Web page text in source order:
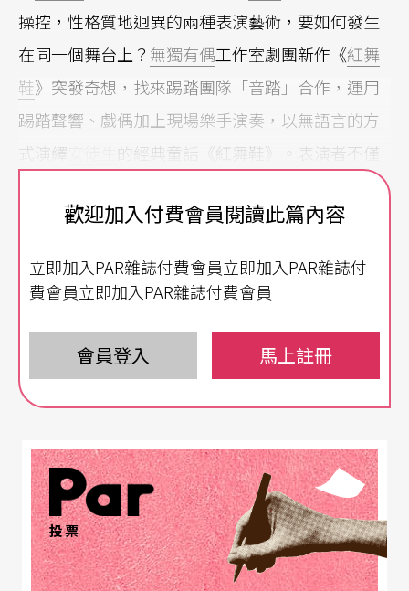
操控，性格質地迥異的兩種表演藝術，要如何發生
在同一個舞台上？ 無獨有偶工作室劇團新作《紅舞
鞋》突發奇想，找來踢踏團隊「音踏」合作，運用
踢踏聲響、戲偶加上現場樂手演奏，以無語言的方
式演繹
的經典童話《紅舞鞋》。表演者不僅
唱。導演林孟寰說，這是國內外首次偶戲與踢踏舞
趨近融合。
《紅舞鞋》為安徒生最膾炙人口的殘酷童話。少女
遭受天譴而狂舞不止，直到砍斷雙腳才能停止……
林孟寰表示，當代詮釋多著重於慾望與體制間的拉
時空挪移至近代，以奇幻戲偶伴隨踢踏聲響，賦予
《紅舞鞋》全新的面貌。舞台上，操偶師穿鞋學跳
踢踏，踢踏舞者接受偶戲訓練，兩個不同藝術領域
的表演者，拋開本位，以安徒生的詩意文字為靈感
歡迎加入付費會員閱讀此篇內容
立即加入PAR雜誌付費會員立即加入PAR雜誌付
費會員立即加入PAR雜誌付費會員
會員登入 馬上註冊
投票